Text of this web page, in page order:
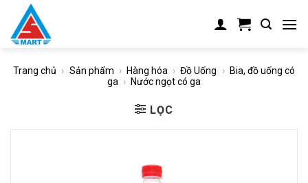
content
Trang chủ › Sản phẩm › Hàng hóa › Đồ Uống › Bia, đồ uống có
ga › Nước ngọt có ga
LỌC